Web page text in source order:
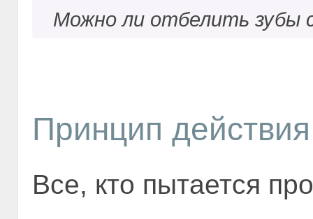
Можно ли отбелить зубы
Принцип
Все, кто пытается